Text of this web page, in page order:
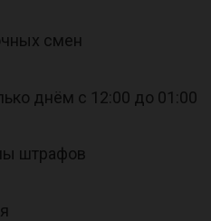
смен
днём с 12:00 до 01:00
штрафов